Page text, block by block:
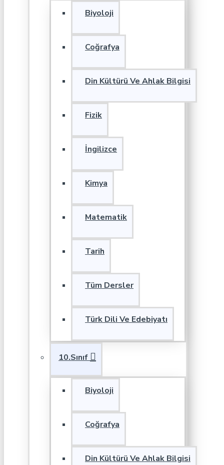
Biyoloji
Coğrafya
Din Kültürü Ve Ahlak Bilgisi
Fizik
İngilizce
Kimya
Matematik
Tarih
Tüm Dersler
Türk Dili Ve Edebiyatı
10.Sınıf
Biyoloji
Coğrafya
Din Kültürü Ve Ahlak Bilgisi